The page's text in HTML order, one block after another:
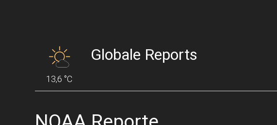
13,6 °C
Globale Reports